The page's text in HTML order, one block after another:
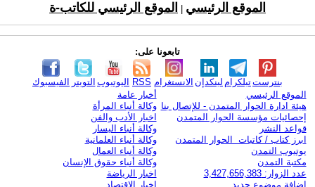
الموقع الرئيسي الموقع الرئيسي للكاتب-ة
تابعونا على:
الفيسبوك التويتر اليوتيوب RSS الانستغرام لينكدإن تيلكرامبنترست
الموقع الرئيسي
هيئة ادارة الحوار المتمدن - للإتصال بنا
إحصائيات مؤسسة الحوار المتمدن
قواعد النشر
ابرز كتاب / كاتبات الحوار المتمدن
يوتيوب التمدن
مكتبة التمدن
عدد الزوار: 3,427,656,383
اضافة موضوع جديد
أخبار عامة
وكالة أنباء المرأة
اخبار الأدب والفن
وكالة أنباء اليسار
وكالة أنباء العلمانية
وكالة أنباء العمال
وكالة أنباء حقوق الإنسان
اخبار الرياضة
اخبار الاقتصاد